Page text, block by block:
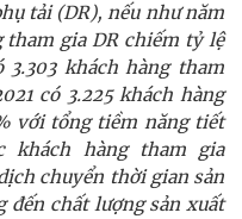
tải (DR), nếu như năm
tham gia DR chiếm tỷ lệ
khách hàng tham
có 3.225 khách hàng
với tổng tiềm năng tiết
khách hàng tham gia
chuyển thời gian sản
đến chất lượng sản xuất